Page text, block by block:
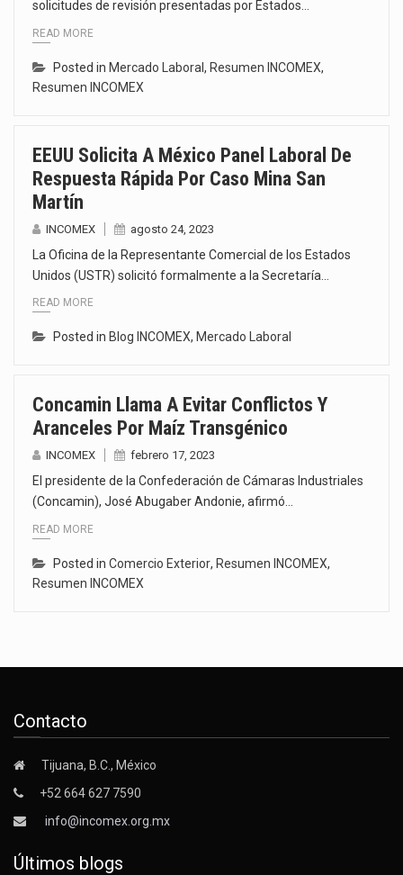
solicitudes de revisión presentadas por Estados…
READ MORE
Posted in Mercado Laboral , Resumen INCOMEX,
Resumen INCOMEX
EEUU Solicita A México Panel Laboral De
Respuesta Rápida Por Caso Mina San
Martín
INCOMEX agosto 24, 2023
La Oficina de la Representante Comercial de los Estados
Unidos (USTR) solicitó formalmente a la Secretaría…
READ MORE
Posted in Blog INCOMEX, Mercado Laboral
Concamin Llama A Evitar Conflictos Y
Aranceles Por Maíz Transgénico
INCOMEX febrero 17, 2023
El presidente de la Confederación de Cámaras Industriales
(Concamin), José Abugaber Andonie, afirmó…
READ MORE
Posted in Comercio Exterior, Resumen INCOMEX,
Resumen INCOMEX
Contacto
Tijuana, B.C., México
+52 664 627 7590
info@incomex.org.mx
Últimos blogs